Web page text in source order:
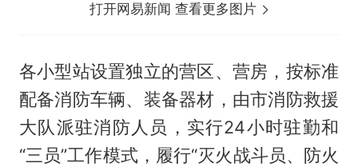
打开网易新闻 查看更多图片
各小型站设置独立的营区、营房，按标准
配备消防车辆、装备器材，由市消防救援
大队派驻消防人员，实行24小时驻勤和
“三员”工作模式，履行“灭火战斗员、防火